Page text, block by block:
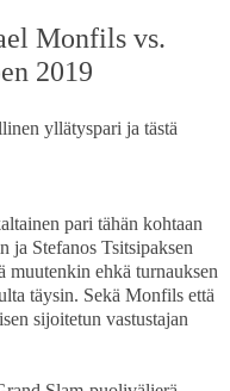
Monfils vs.
2019
yllätyspari ja tästä
pari tähän kohtaan
ja Stefanos Tsitsipaksen
muutenkin ehkä turnauksen
täysin. Sekä Monfils että
sijoitetun vastustajan